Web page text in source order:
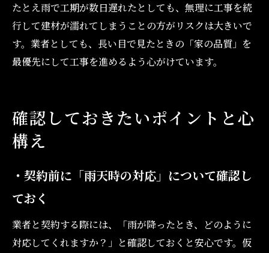
たとえ雨で工期が数日遅れたとしても、無理に工事を続
行して建材が濡れてしまうことの方がリスクは大きいで
す。業者としても、長い目で見たときの「家の品質」を
最優先にして工事を進めるよう心がけています。
確認しておきたいポイントと心
構え
・契約前に「雨天時の対応」について確認し
ておく
業者と契約する際には、「雨が降ったとき、どのように
対応してくれますか？」と確認しておくと安心です。仮